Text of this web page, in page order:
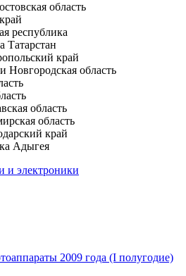
область
республика
Татарстан
край
Новгородская область
область
область
край
Адыгея
и электроники
2009 года (I полугодие)